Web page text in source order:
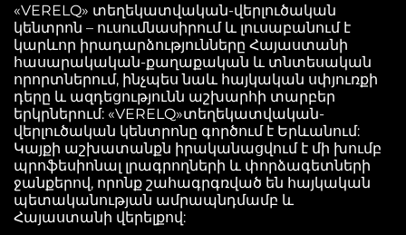
«VERELQ» տեղեկատվական-վերլուծական
կենտրոն – ուսումնասիրում և լուսաբանում է
կարևոր իրադարձությունները Հայաստանի
հասարակական-քաղաքական և տնտեսական
որորտներում, ինչպես նաև հայկական սփյուռքի
դերը և ազդեցությունն աշխարհի տարբեր
երկրներում: «VERELQ»տեղեկատվական-
վերլուծական կենտրոնը գործում է Երևանում:
Կայքի աշխատանքն իրականացվում է մի խումբ
պրոֆեսիոնալ լրագրողների և փորձագետների
ջանքերով, որոնք շահագրգռված են հայկական
պետականության ամրապնդմամբ և
Հայաստանի վերելքով: